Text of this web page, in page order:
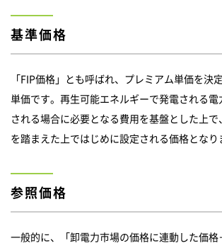
基準価格
「FIP価格」とも呼ばれ、プレミアム単価を決
単価です。再生可能エネルギーで発電される
される場合に必要となる費用を基盤とした上
を踏まえた上ではじめに設定される価格となり
参照価格
一般的に、「卸電力市場の価格に連動した価格